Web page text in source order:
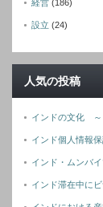
経営 (186)
設立 (24)
人気の投稿
インドの文化
インド個人情報
インド・ムンバ
インド滞在中に